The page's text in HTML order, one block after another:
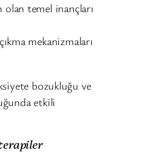
temel inançları
mekanizmaları
bozukluğu ve
etkili